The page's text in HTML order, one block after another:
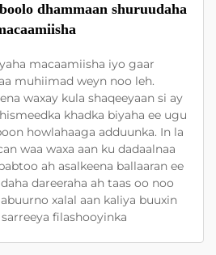
dhammaan shuruudaha
macaamiisha iyo gaar
muhiimad weyn noo leh.
waxay kula shaqeeyaan si ay
khadka biyaha ee ugu
howlahaaga adduunka. In la
waa waxa aan ku dadaalnaa
ah asalkeena ballaaran ee
dareeraha ah taas oo noo
xalal aan kaliya buuxin
filashooyinka.